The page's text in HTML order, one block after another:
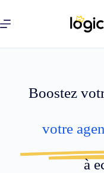
Boostez
votre
à